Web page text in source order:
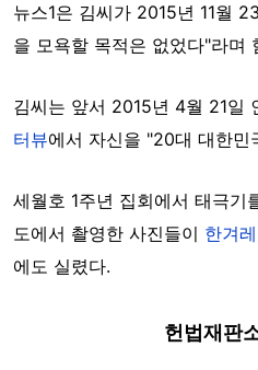
뉴스1은 김씨가 2015년 11월
을 모욕할 목적은 없었다"라며
김씨는 앞서 2015년 4월 21일
터뷰에서 자신을 "20대 대한민
세월호 1주년 집회에서 태극기
도에서 촬영한 사진들이 한겨레
에도 실렸다.
헌법재판